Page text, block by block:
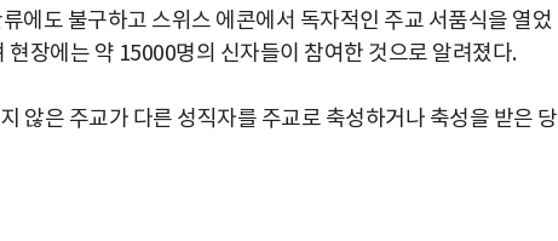
에도 불구하고 스위스 에콘에서 독자적인 주교 서품식을 열었
장에는 약 15000명의 신자들이 참여한 것으로 알려졌다.
않은 주교가 다른 성직자를 주교로 축성하거나 축성을 받은 당